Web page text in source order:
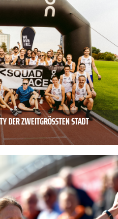
ZWEITGRÖSSTEN STADT Ö